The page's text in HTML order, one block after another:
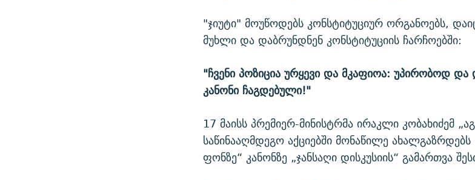
"ჯიუტი" მოუწოდებს კონსტიტუციურ ორგანოებს,
მუხლი და დაბრუნდნენ კონსტიტუციის ჩარჩოებში:
"ჩვენი პოზიცია ურყევი და მკაფიოა: უპირობოდ და
კანონი ჩაგდებული!"
17 მაისს პრემიერ-მინისტრმა ირაკლი კობახიძემ
საწინააღმდეგო აქციებში მონაწილე
ფონზე“ კანონზე „ჯანსაღი დისკუსიის“ გამართვა